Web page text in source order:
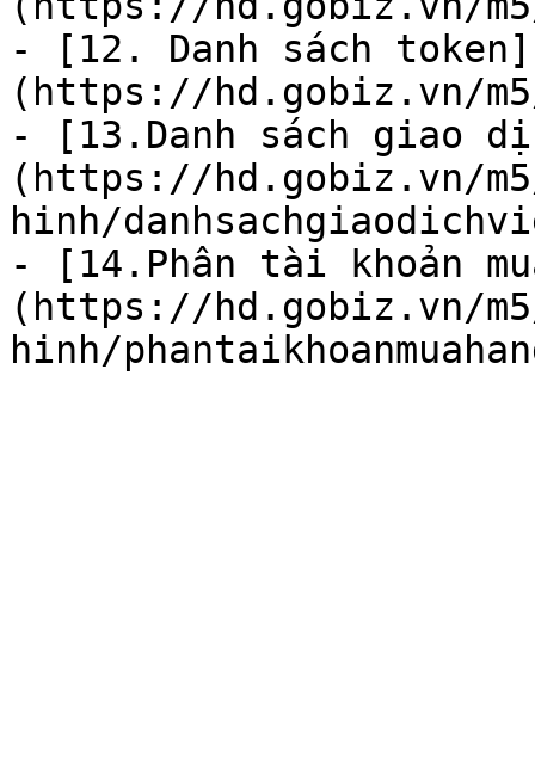
- [12. Danh sách token]
(https://hd.gobiz.vn/
- [13.Danh sách giao
(https://hd.gobiz.vn/
hinh/
- [14.Phân tài khoản
(https://hd.gobiz.vn/